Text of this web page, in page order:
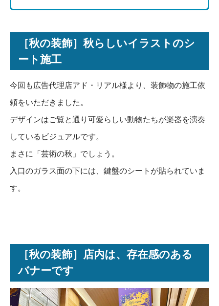
［秋の装飾］秋らしいイラストのシ
ート施工
今回も広告代理店アド・リアル様より、装飾物の施工依
頼をいただきました。
デザインはご覧と通り可愛らしい動物たちが楽器を演奏
しているビジュアルです。
まさに「芸術の秋」でしょう。
入口のガラス面の下には、鍵盤のシートが貼られていま
す。
［秋の装飾］店内は、存在感のある
バナーです